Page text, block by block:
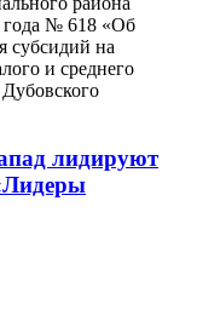
года № 618 «Об
субсидий на
и среднего
лидируют